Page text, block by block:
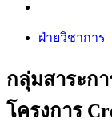
ฝ่ายวิชาการ
กลุ่มสาระก
โครงการ